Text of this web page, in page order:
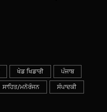
ਖੇਡ ਖਿਡਾਰੀ ਪੰਜਾਬ
ਸਾਹਿਤ/ਮਨੋਰੰਜਨ ਸੰਪਾਦਕੀ